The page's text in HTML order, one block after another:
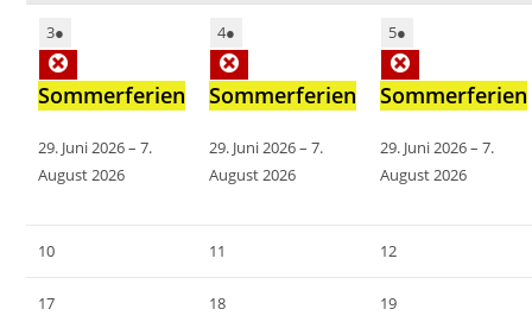
33.
August
2026
●
Veranstaltung)
Sommerferien
29. Juni 2026–7.
August 2026
44.
August
2026
●
Veranstaltung)
Sommerferien
29. Juni 2026–7.
August 2026
55.
August
2026
●
Veranstaltung)
Sommerferien
29. Juni 2026–7.
August 2026
1010.
11
2026
1212.
2026
1717.
1818.
1919.